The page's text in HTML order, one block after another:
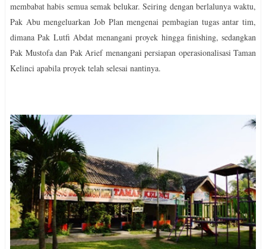
membabat habis semua semak belukar. Seiring dengan berlalunya waktu,
Pak Abu mengeluarkan Job Plan mengenai pembagian tugas antar tim,
dimana Pak Lutfi Abdat menangani proyek hingga finishing, sedangkan
Pak Mustofa dan Pak Arief menangani persiapan operasionalisasi Taman
Kelinci apabila proyek telah selesai nantinya.